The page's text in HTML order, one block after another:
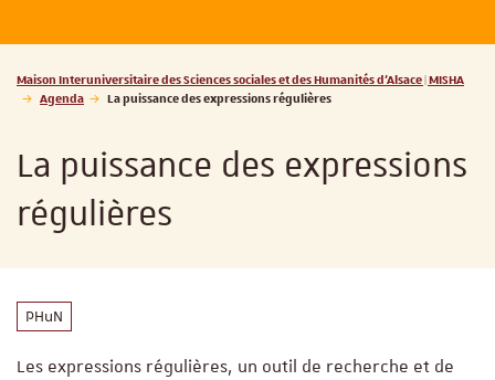
Vous êtes ici :
Maison Interuniversitaire des Sciences sociales et des Humanités d'Alsace | MISHA
Agenda
La puissance des expressions régulières
La puissance des expressions
régulières
PHuN
Les expressions régulières, un outil de recherche et de